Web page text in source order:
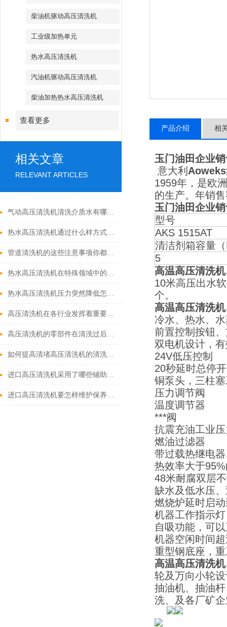
柴油机驱动高压清洗机
工业级加热单元
热水高压清洗机
汽油机驱动高压清洗机
柴油加热热水高压清洗机
查看更多
相关文章
RELEVANT ARTICLES
气动高压清洗机清洗介质水有哪些优点
热水高压清洗机通过什么样方式来实现增压呢
管道清洗机的这些注意事项你都落实到位了吗
热水高压清洗机在特殊领域中的应用
热水高压清洗机压力突然降低怎么回事
高压清洗机在各行业发挥着重要的作用
高压清洗机的零部件在清洗过后还需要注意什么
如何提高清堵高压清洗机的清洗效果？
进口高压清洗机采用了哪些铺助系统
进口高压清洗机要怎样维护保养才算合理呢
产品介绍 相
玉门油田企业
意大利 Aoweks
1959年，是欧
的生产。年销
玉门油田企业
型号
AKS 1515AT
清洁剂箱容量
5
高温高压清洗
10米高压出水
个。
高温高压清洗
冷水、热水、
前置控制按钮
双电机设计，
24V低压控制
20秒延时总停
铜泵头，三柱
压力调节阀
温度调节器
***阀
抗震充油工业
燃油过滤器
带过载热继电
热效率大于
48米耐腐双层
缺水及低水压
燃烧炉延时启
机器工作指示灯
自吸功能，可
机器空闲时间
重型钢底座，
高温高压清洗
轮及万向小轮
抽油机、抽油
洗、及各厂矿